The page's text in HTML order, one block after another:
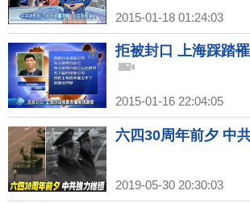
2015-01-18 01:24:03
拒被封口 上海踩踏
2015-01-16 22:04:05
六四30周年前夕 中
2019-05-30 20:30:03